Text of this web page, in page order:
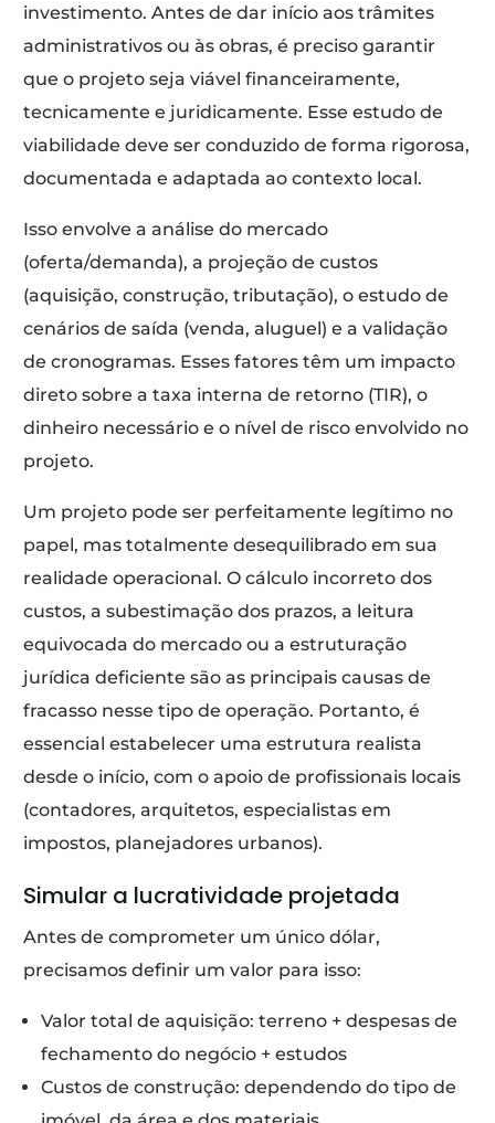
investimento. Antes de dar início aos trâmites
administrativos ou às obras, é preciso garantir
que o projeto seja viável financeiramente,
tecnicamente e juridicamente. Esse estudo de
viabilidade deve ser conduzido de forma rigorosa,
documentada e adaptada ao contexto local.
Isso envolve a análise do mercado
(oferta/demanda), a projeção de custos
(aquisição, construção, tributação), o estudo de
cenários de saída (venda, aluguel) e a validação
de cronogramas. Esses fatores têm um impacto
direto sobre a taxa interna de retorno (TIR), o
dinheiro necessário e o nível de risco envolvido no
projeto.
Um projeto pode ser perfeitamente legítimo no
papel, mas totalmente desequilibrado em sua
realidade operacional. O cálculo incorreto dos
custos, a subestimação dos prazos, a leitura
equivocada do mercado ou a estruturação
jurídica deficiente são as principais causas de
fracasso nesse tipo de operação. Portanto, é
essencial estabelecer uma estrutura realista
desde o início, com o apoio de profissionais locais
(contadores, arquitetos, especialistas em
impostos, planejadores urbanos).
Simular a lucratividade projetada
Antes de comprometer um único dólar,
precisamos definir um valor para isso:
Valor total de aquisição: terreno + despesas de
fechamento do negócio + estudos
Custos de construção: dependendo do tipo de